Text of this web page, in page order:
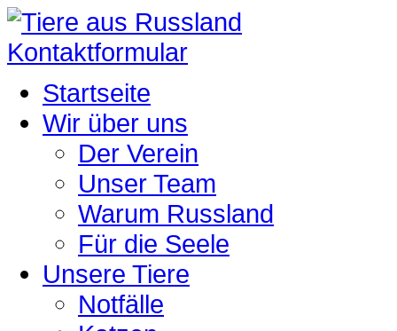
Kontaktformular
Startseite
Wir über uns
Der Verein
Unser Team
Warum Russland
Für die Seele
Unsere Tiere
Notfälle